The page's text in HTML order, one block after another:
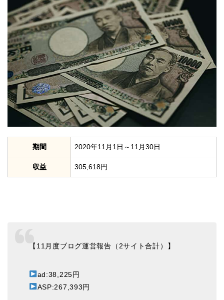
期間 2020年11月1日～11月30日
収益 305,618円
【11月度ブログ運営報告（2サイト合計）】
ad:38,225円
ASP:267,393円